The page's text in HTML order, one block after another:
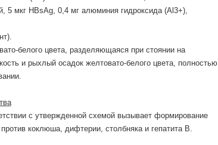
5 мкг HBsAg, 0,4 мг алюминия гидроксида (Al3+),
белого цвета, разделяющаяся при стоянии на
и рыхлый осадок желтовато-белого цвета, полностью
с утвержденной схемой вызывает формирование
коклюша, дифтерии, столбняка и гепатита В.